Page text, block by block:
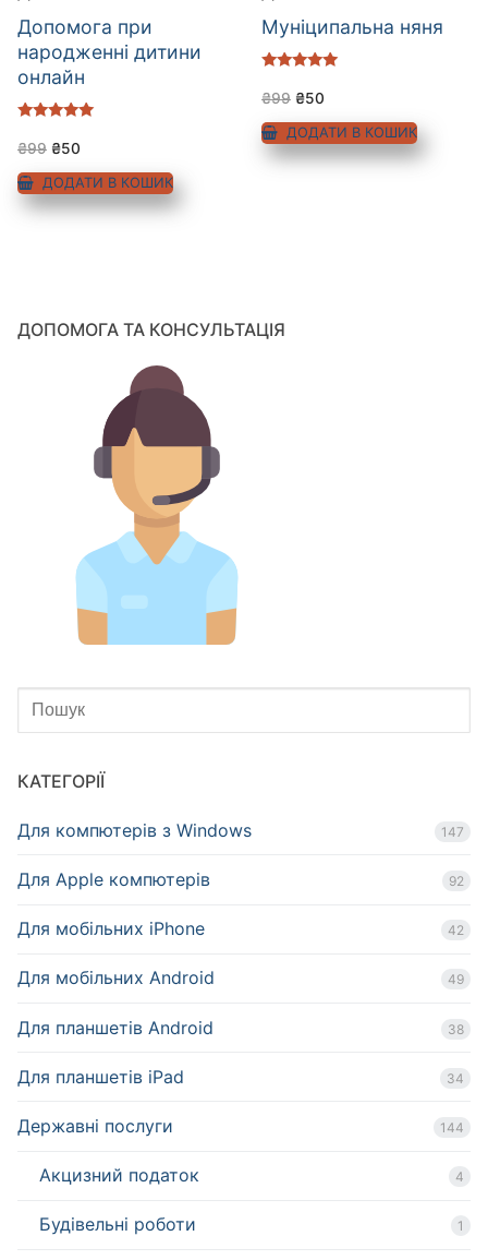
Допомога при
народженні дитини
онлайн
5.00
₴99 ₴50
ДОДАТИ В КОШИК
Муніципальна няня
5.00
₴99 ₴50
ДОДАТИ В КОШИК
ДОПОМОГА ТА КОНСУЛЬТАЦІЯ
КАТЕГОРІЇ
Для компютерів з Windows 147
Для Apple компютерів 92
Для мобільних iPhone 42
Для мобільних Android 49
Для планшетів Android 38
Для планшетів iPad 34
Державні послуги 144
Акцизний податок 4
Будівельні роботи 1